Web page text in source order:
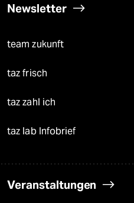
Newsletter
team zukunft
taz frisch
taz zahl ich
taz lab Infobrief
Veranstaltungen